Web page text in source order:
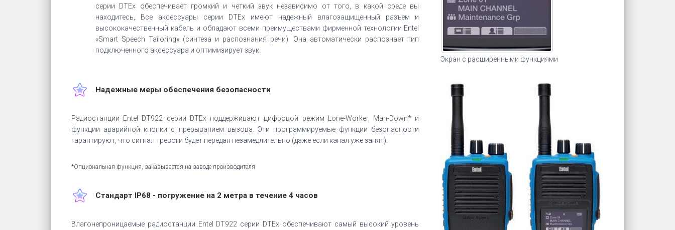
серии DTEх обеспечивает громкий и четкий звук независимо от того, в какой среде вы
находитесь, Все аксессуары серии DTEх имеют надежный влагозащищенный разъем и
высококачественный кабель и обладают всеми преимуществами фирменной технологии Entel
«Smart Speech Tailoring» (синтеза и распознания речи). Она автоматически распознает тип
подключенного аксессуара и оптимизирует звук.
Экран с расширенными функциями
Надежные меры обеспечения безопасности
Радиостанции Entel DT922 серии DTEх поддерживают цифровой режим Lone-Worker, Man-Down* и
функции аварийной кнопки с прерыванием вызова. Эти программируемые функции безопасности
гарантируют, что сигнал тревоги будет передан незамедлительно (даже если канал уже занят).
*Опциональная функция, заказывается на заводе производителя
Стандарт IP68 - погружение на 2 метра в течение 4 часов
Влагонепроницаемые радиостанции Entel DT922 серии DTEх обеспечивают самый высокий уровень